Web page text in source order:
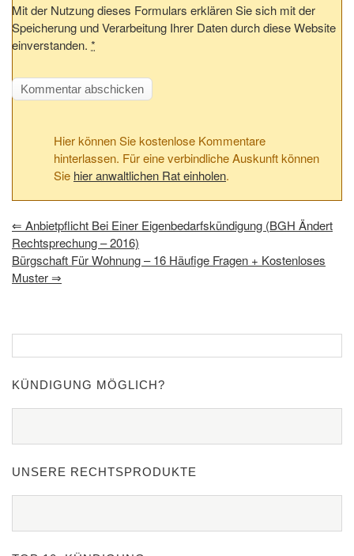
Mit der Nutzung dieses Formulars erklären Sie sich mit der
Speicherung und Verarbeitung Ihrer Daten durch diese Website
einverstanden. *
Hier können Sie kostenlose Kommentare
hinterlassen. Für eine verbindliche Auskunft können
Sie hier anwaltlichen Rat einholen.
⇐ Anbietpflicht Bei Einer Eigenbedarfskündigung (BGH Ändert
Rechtsprechung – 2016)
Bürgschaft Für Wohnung – 16 Häufige Fragen + Kostenloses
Muster⇒
KÜNDIGUNG MÖGLICH?
UNSERE RECHTSPRODUKTE